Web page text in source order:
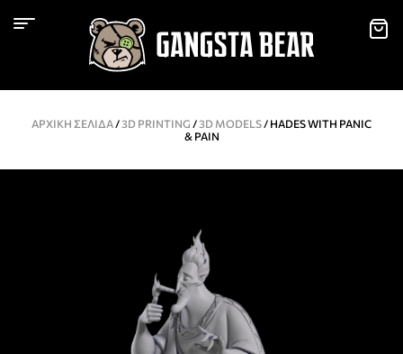
ΑΡΧΙΚΉ ΣΕΛΊΔΑ/3D PRINTING /3D MODELS/ HADES WITH PANIC
& PAIN